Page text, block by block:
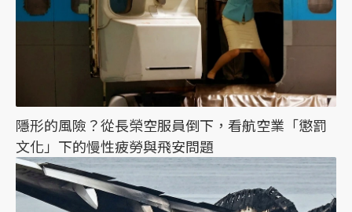
隱形的風險？從長榮空服員倒下，看航空業「懲罰
文化」下的慢性疲勞與飛安問題